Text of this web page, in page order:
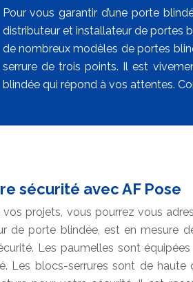
Pour vous garantir d’une porte
distributeur et installateur de portes
de nombreux modèles de portes
serrure de trois points. Il est
blindée qui répond à vos attentes.
sécurité avec AF Pose
projets, vous pourrez vous
de porte blindée, est en mesure
Les paumelles sont
Les blocs-serrures sont de haute